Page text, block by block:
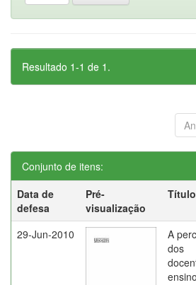
Resultado 1-1 de 1.
Conjunto de itens:
Data de
defesa
Pré-
visualização
Título
29-Jun-2010
A
dos
ensino